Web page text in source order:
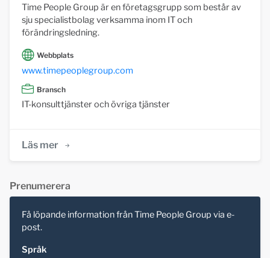
Time People Group är en företagsgrupp som består av
sju specialistbolag verksamma inom IT och
förändringsledning.
Webbplats
www.timepeoplegroup.com
Bransch
IT-konsulttjänster och övriga tjänster
Läs mer
Prenumerera
Få löpande information från Time People Group via e-
post.
Språk